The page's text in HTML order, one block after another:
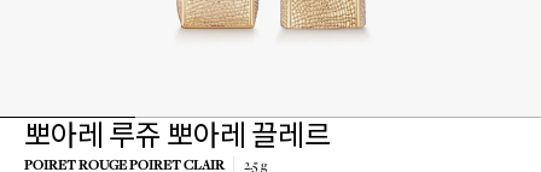
뽀아레 루쥬 뽀아레 끌레르
POIRET ROUGE POIRET CLAIR 2.5 g